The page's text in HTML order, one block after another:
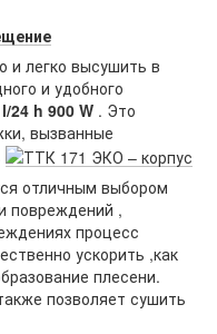
и легко высушить в
и удобного
24 h 900 W . Это
вызванные
отличным выбором
повреждений ,
процесс
ускорить ,как
плесени.
позволяет сушить